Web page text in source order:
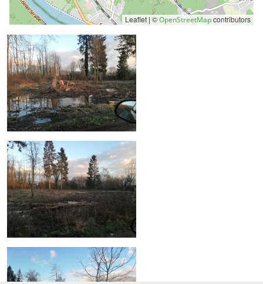
Leaflet | ©OpenStreetMapcontributors